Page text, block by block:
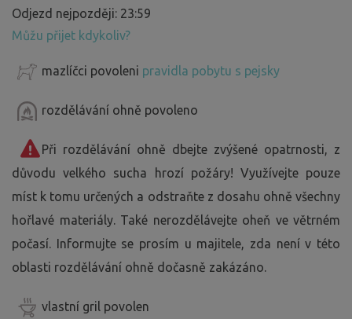
Odjezd nejpozději: 23:59
Můžu přijet kdykoliv?
mazlíčci povoleni pravidla pobytu s pejsky
rozdělávání ohně povoleno
Při rozdělávání ohně dbejte zvýšené opatrnosti, z
důvodu velkého sucha hrozí požáry! Využívejte pouze
míst k tomu určených a odstraňte z dosahu ohně všechny
hořlavé materiály. Také nerozdělávejte oheň ve větrném
počasí. Informujte se prosím u majitele, zda není v této
oblasti rozdělávání ohně dočasně zakázáno.
vlastní gril povolen